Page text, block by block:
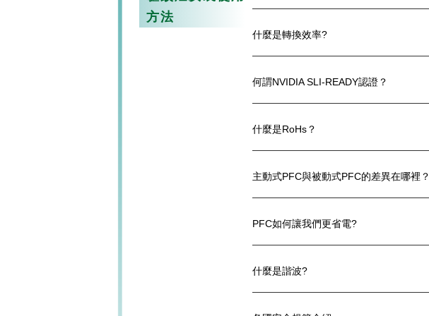
方法
什麼是轉換效率?
何謂NVIDIA SLI-READY認證？
什麼是RoHs？
主動式PFC與被動式PFC的差異在哪裡？
PFC如何讓我們更省電?
什麼是諧波?